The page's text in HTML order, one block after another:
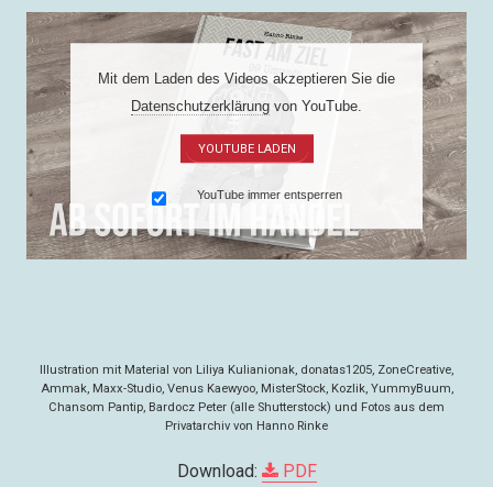
Mit dem Laden des Videos akzeptieren Sie die
Datenschutzerklärung von YouTube.
YOUTUBE LADEN
YouTube immer entsperren
Illustration mit Material von Liliya Kulianionak, donatas1205, ZoneCreative,
Ammak, Maxx-Studio, Venus Kaewyoo, MisterStock, Kozlik, YummyBuum,
Chansom Pantip, Bardocz Peter (alle Shutterstock) und Fotos aus dem
Privatarchiv von Hanno Rinke
Download: PDF